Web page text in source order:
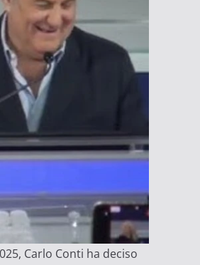
Carlo Conti ha deciso